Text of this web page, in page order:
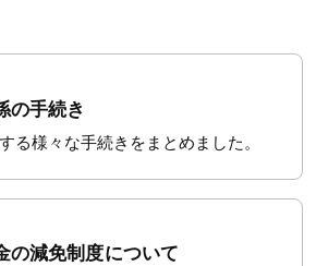
の手続き
る様々な手続きをまとめました。
の減免制度について